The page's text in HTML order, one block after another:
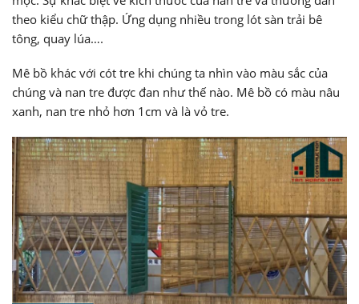
theo kiểu chữ thập. Ứng dụng nhiều trong lót sàn trải bê
tông, quay lúa….
Mê bồ khác với cót tre khi chúng ta nhìn vào màu sắc của
chúng và nan tre được đan như thế nào. Mê bồ có màu nâu
xanh, nan tre nhỏ hơn 1cm và là vỏ tre.